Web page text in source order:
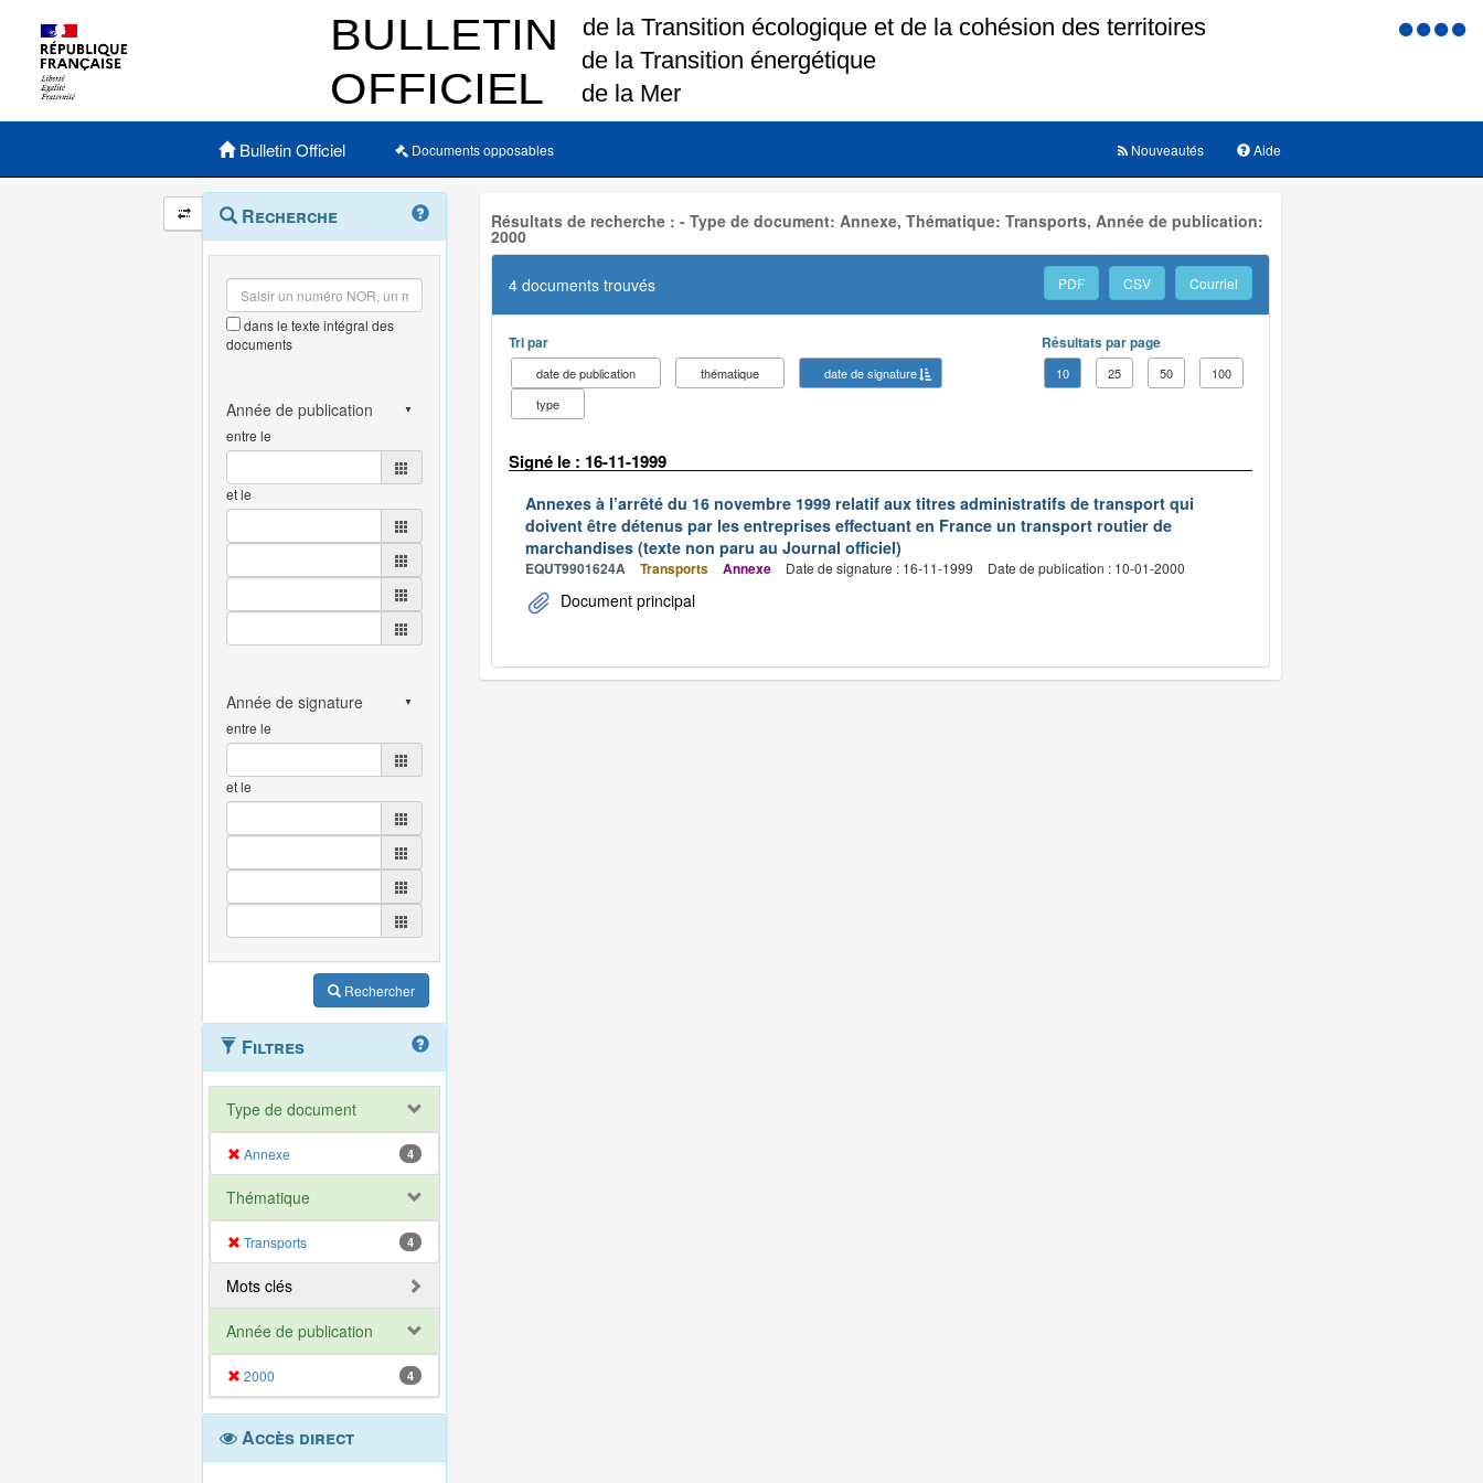
Menu
Menu principal
Bulletin Officiel Documents opposables Aide
Nouveautés
Navigation
et
outils
annexes
Menu
contextuel
Recherche
dans le texte intégral des
documents
entre le
et le
entre le
et le
Rechercher
Filtres
Type de document
Annexe 4
Thématique
Transports 4
Mots clés
Année de publication
2000 4
Accès direct
Résultats de recherche : - Type de document: Annexe, Thématique: Transports, Année de publication:
2000
4 documents trouvés PDF CSV Courriel
Tri par
date de publication thématique
date de signature
type
Résultats par page
10 25 50 100
Signé le : 16-11-1999
Annexes à l’arrêté du 16 novembre 1999 relatif aux titres administratifs de transport qui
doivent être détenus par les entreprises effectuant en France un transport routier de
marchandises (texte non paru au Journal officiel)
EQUT9901624A Transports Annexe Date de signature : 16-11-1999 Date de publication : 10-01-2000
Document principal